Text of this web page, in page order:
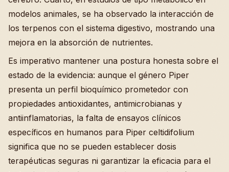
modelos animales, se ha observado la interacción de
los terpenos con el sistema digestivo, mostrando una
mejora en la absorción de nutrientes.
Es imperativo mantener una postura honesta sobre el
estado de la evidencia: aunque el género Piper
presenta un perfil bioquímico prometedor con
propiedades antioxidantes, antimicrobianas y
antiinflamatorias, la falta de ensayos clínicos
específicos en humanos para Piper celtidifolium
significa que no se pueden establecer dosis
terapéuticas seguras ni garantizar la eficacia para el